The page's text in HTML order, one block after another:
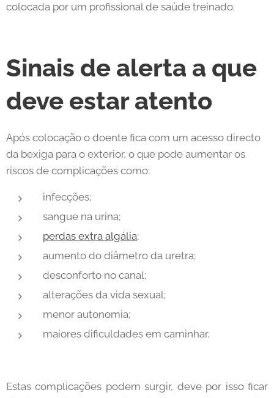
colocada por um profissional de saúde treinado.
Sinais de alerta a que
deve estar atento
Após colocação o doente fica com um acesso directo
da bexiga para o exterior, o que pode aumentar os
riscos de complicações como:
infecções;
sangue na urina;
perdas extra algália;
aumento do diâmetro da uretra;
desconforto no canal;
alterações da vida sexual;
menor autonomia;
maiores dificuldades em caminhar.
Estas complicações podem surgir, deve por isso ficar